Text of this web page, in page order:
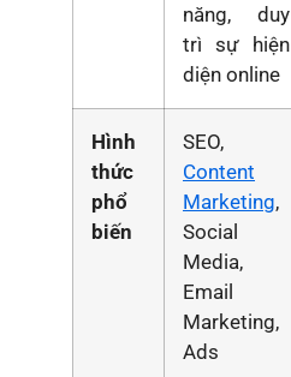
năng, duy
trì sự hiện
diện online
Hình
thức
phổ
biến
SEO,
Content
Marketing,
Social
Media,
Email
Marketing,
Ads